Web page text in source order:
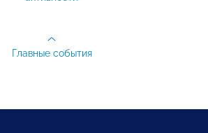
Главные события